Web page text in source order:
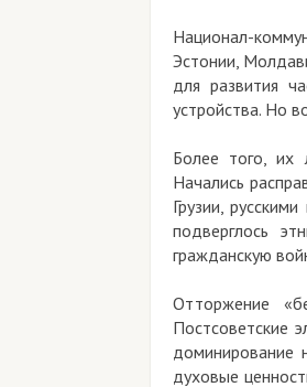
Национал-
Эстонии,
для развития
устройства. Но
Более того, их
Начались
Грузии,
подверглось
гражданскую
Отторжение
Постсоветские
доминирование
духовые